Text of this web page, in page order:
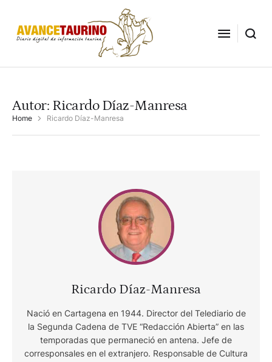
Autor: Ricardo Díaz-Manresa
Home Ricardo Díaz-Manresa
Ricardo Díaz-Manresa
Nació en Cartagena en 1944. Director del Telediario de
la Segunda Cadena de TVE “Redacción Abierta” en las
temporadas que permaneció en antena. Jefe de
corresponsales en el extranjero. Responsable de Cultura